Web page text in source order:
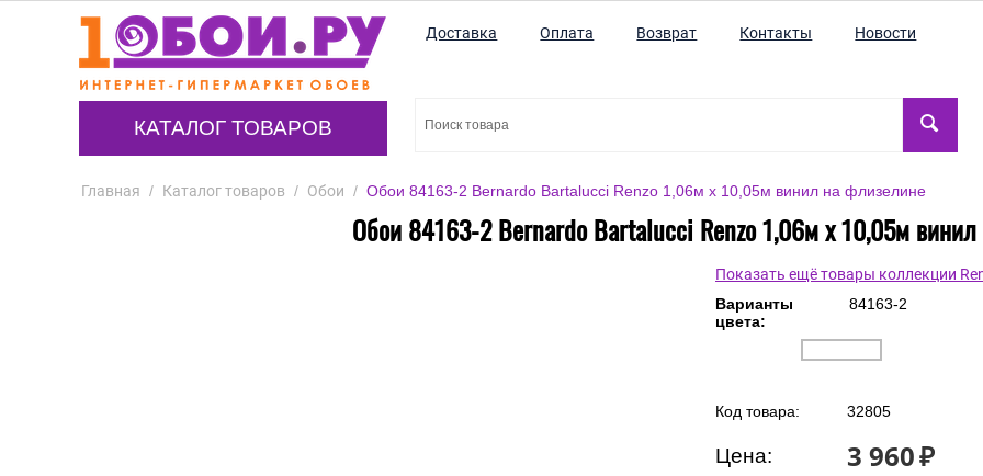
КАТАЛОГ ТОВАРОВ
Доставка Оплата Возврат Контакты Новости
Главная / Каталог товаров / Обои / Обои 84163-2 Bernardo Bartalucci Renzo 1,06м х 10,05м винил на флизелине
Обои 84163-2 Bernardo Bartalucci Renzo 1,06м х 10,05м
Показать ещё товары коллекции
Варианты
цвета:
84163-2